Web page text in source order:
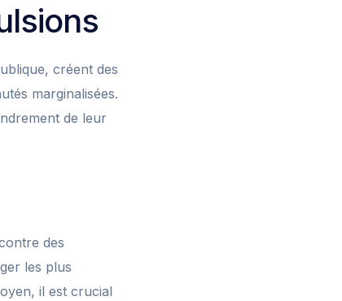
créent des
marginalisées.
de leur
des
les plus
il est crucial